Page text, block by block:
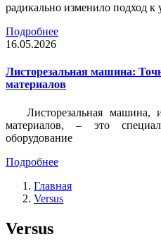
радикально изменило подход к
Подробнее
16.05.2026
Листорезальная машина:
материалов
Листорезальная машина,
материалов, – это
оборудование
Подробнее
Главная
Versus
Versus